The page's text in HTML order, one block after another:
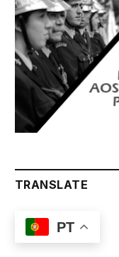
TRANSLATE
PT